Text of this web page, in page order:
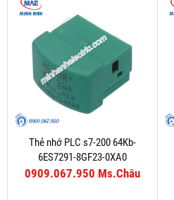
Thẻ nhớ PLC s7-200 64Kb-
6ES7291-8GF23-0XA0
0909.067.950 Ms.Châu